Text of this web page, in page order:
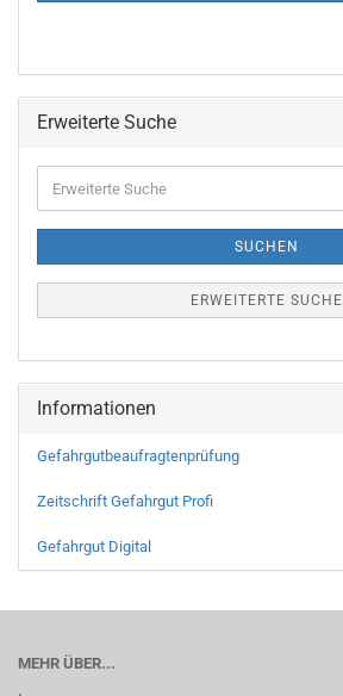
Erweiterte Suche
SUCHEN
ERWEITERTE SUCHE
Informationen
Gefahrgutbeaufragtenprüfung
Zeitschrift Gefahrgut Profi
Gefahrgut Digital
MEHR ÜBER...